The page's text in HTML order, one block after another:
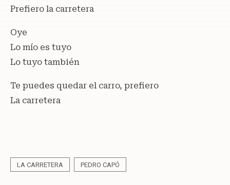
Prefiero la carretera
Oye
Lo mío es tuyo
Lo tuyo también
Te puedes quedar el carro, prefiero
La carretera
LA CARRETERA PEDRO CAPÓ